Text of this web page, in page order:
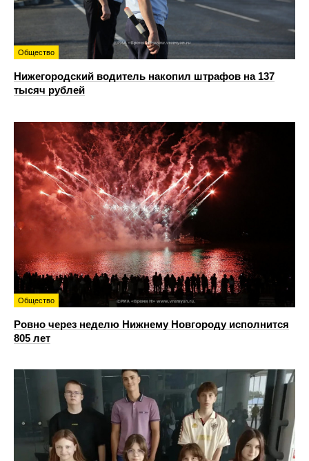
Общество
Нижегородский водитель накопил штрафов на 137
тысяч рублей
Общество
Ровно через неделю Нижнему Новгороду исполнится
805 лет